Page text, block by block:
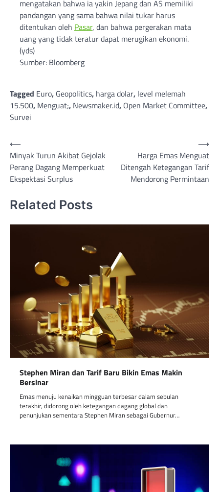
mengatakan bahwa ia yakin Jepang dan AS memiliki
pandangan yang sama bahwa nilai tukar harus
ditentukan oleh Pasar, dan bahwa pergerakan mata
uang yang tidak teratur dapat merugikan ekonomi.
(yds)
Sumber: Bloomberg
Tagged Euro, Geopolitics, harga dolar, level melemah
15.500, Menguat;, Newsmaker.id, Open Market Committee,
Survei
Post
navigation
⟵
Minyak Turun Akibat Gejolak
Perang Dagang Memperkuat
Ekspektasi Surplus
Harga Emas Menguat
Ditengah Ketegangan Tarif
Mendorong Permintaan
⟶
Related Posts
Stephen Miran dan Tarif Baru Bikin Emas Makin
Bersinar
Emas menuju kenaikan mingguan terbesar dalam sebulan
terakhir, didorong oleh ketegangan dagang global dan
penunjukan sementara Stephen Miran sebagai Gubernur…